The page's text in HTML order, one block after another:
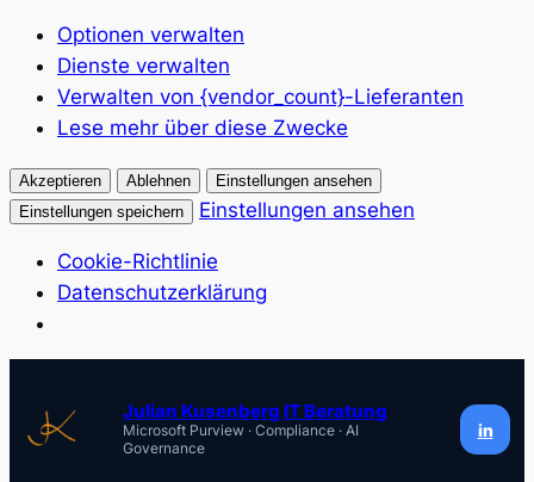
Optionen verwalten
Dienste verwalten
Verwalten von {vendor_count}-Lieferanten
Lese mehr über diese Zwecke
Akzeptieren Ablehnen
Einstellungen ansehen
Einstellungen speichern
Einstellungen ansehen
Cookie-Richtlinie
Datenschutzerklärung
springen
Julian Kusenberg IT Beratung
Microsoft Purview · Compliance · AI
Governance
in